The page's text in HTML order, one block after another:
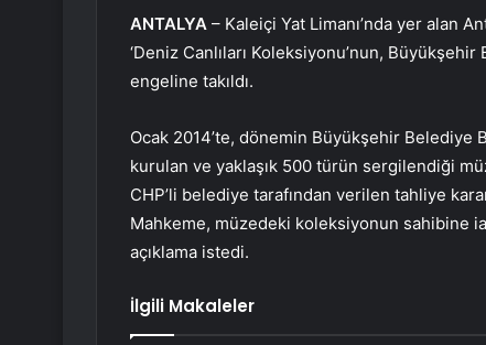
ANTALYA – Kaleiçi Yat Limanı’nda yer alan
‘Deniz Canlıları Koleksiyonu’nun,
engeline takıldı.
Ocak 2014’te, dönemin Büyükşehir Belediye
kurulan ve yaklaşık 500 türün sergilendiği
CHP’li belediye tarafından verilen tahliye
Mahkeme, müzedeki koleksiyonun sahibine
açıklama istedi.
İlgili Makaleler